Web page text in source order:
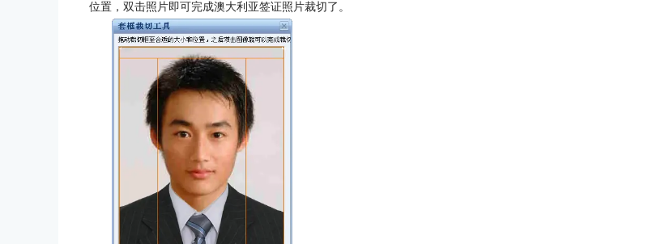
位置，双击照片即可完成澳大利亚签证照片裁切了。